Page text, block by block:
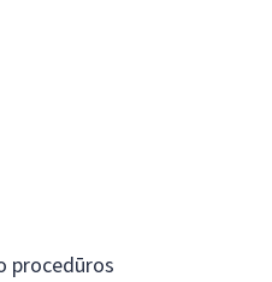
procedūros